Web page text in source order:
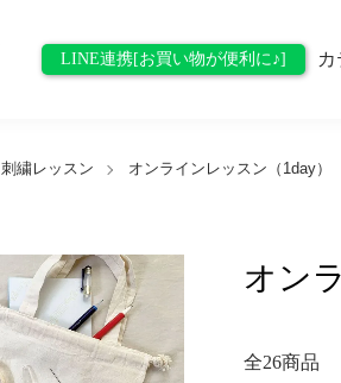
LINE連携[お買い物が便利に♪]
刺繍レッスン オンラインレッスン（1day）
オン
全26商品